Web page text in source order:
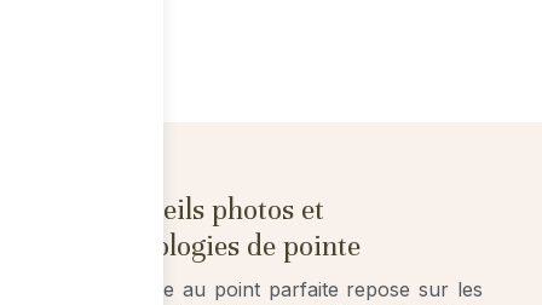
Appareils photos et
technologies de pointe
Une mise au point parfaite repose sur les